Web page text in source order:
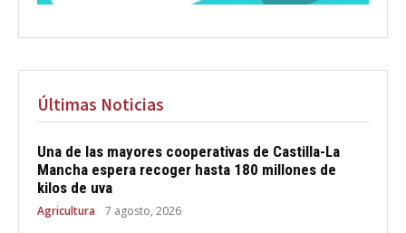
Últimas Noticias
Una de las mayores cooperativas de Castilla-La
Mancha espera recoger hasta 180 millones de
kilos de uva
Agricultura 7 agosto, 2026